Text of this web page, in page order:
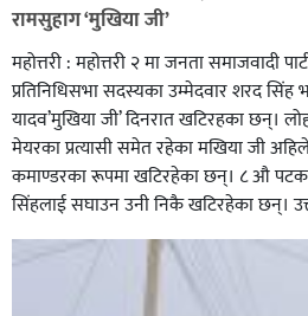
सिराहाको औरहीमा जेन-जी भेला
रामसुहाग ‘मुखिया जी’
महोत्तरी : महोत्तरी २ मा जनता समाजवादी
प्रतिनिधिसभा सदस्यका उम्मेदवार शरद सिंह
यादव’मुखिया जी’ दिनरात खटिरहका छन्।
मेयरका प्रत्यासी समेत रहेका मखिया जी
कमाण्डरका रूपमा खटिरहेका छन्। ८ औ पटक
सिंहलाई सघाउन उनी निकै खटिरहेका छन्।